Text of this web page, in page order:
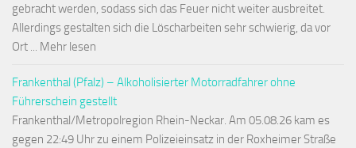
gebracht werden, sodass sich das Feuer nicht weiter ausbreitet.
Allerdings gestalten sich die Löscharbeiten sehr schwierig, da vor
Ort ... Mehr lesen
Frankenthal (Pfalz) – Alkoholisierter Motorradfahrer ohne
Führerschein gestellt
Frankenthal/Metropolregion Rhein-Neckar. Am 05.08.26 kam es
gegen 22:49 Uhr zu einem Polizeieinsatz in der Roxheimer Straße